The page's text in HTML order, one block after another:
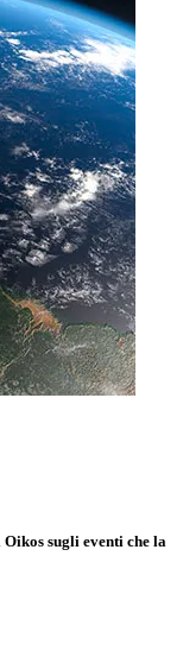
sugli eventi che la